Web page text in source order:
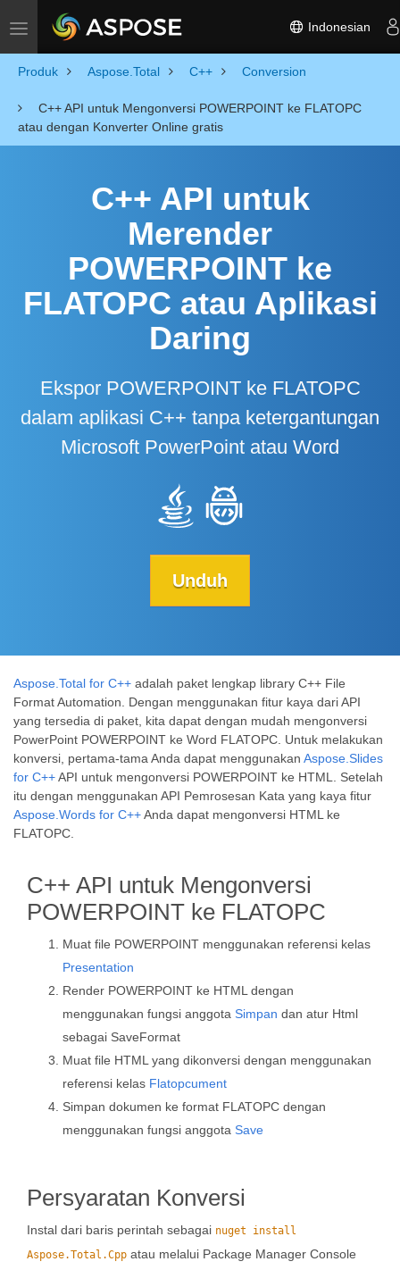
Toggle navigation Indonesian
Produk Aspose.Total C++ Conversion
C++ API untuk Mengonversi POWERPOINT ke FLATOPC
atau dengan Konverter Online gratis
C++ API untuk
Merender
POWERPOINT ke
FLATOPC atau Aplikasi
Daring
Ekspor POWERPOINT ke FLATOPC
dalam aplikasi C++ tanpa ketergantungan
Microsoft PowerPoint atau Word
Unduh
Aspose.Total for C++ adalah paket lengkap library C++ File
Format Automation. Dengan menggunakan fitur kaya dari API
yang tersedia di paket, kita dapat dengan mudah mengonversi
PowerPoint POWERPOINT ke Word FLATOPC. Untuk melakukan
konversi, pertama-tama Anda dapat menggunakan Aspose.Slides
for C++API untuk mengonversi POWERPOINT ke HTML. Setelah
itu dengan menggunakan API Pemrosesan Kata yang kaya fitur
Aspose.Words for C++Anda dapat mengonversi HTML ke
FLATOPC.
C++ API untuk Mengonversi
POWERPOINT ke FLATOPC
Muat file POWERPOINT menggunakan referensi kelas
Presentation
Render POWERPOINT ke HTML dengan
menggunakan fungsi anggota Simpan dan atur Html
sebagai SaveFormat
Muat file HTML yang dikonversi dengan menggunakan
referensi kelas Flatopcument
Simpan dokumen ke format FLATOPC dengan
menggunakan fungsi anggota Save
Persyaratan Konversi
Instal dari baris perintah sebagai nuget install
Aspose.Total.Cpp atau melalui Package Manager Console